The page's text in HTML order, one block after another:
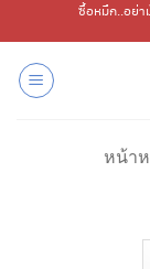
ไป
เนื้อหา
ซื้อหมึก..อย่า
หน้า